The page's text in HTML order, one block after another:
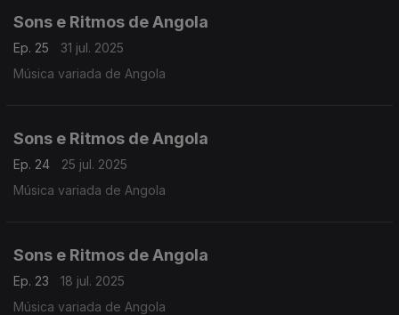
Sons e Ritmos de Angola
Ep. 25
31 jul. 2025
Música variada de Angola
Sons e Ritmos de Angola
Ep. 24
25 jul. 2025
Música variada de Angola
Sons e Ritmos de Angola
Ep. 23
18 jul. 2025
Música variada de Angola